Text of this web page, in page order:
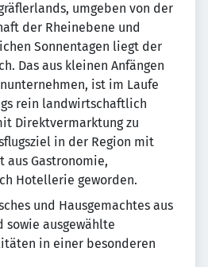
umgeben von der
der Rheinebene und
Sonnentagen liegt der
Das aus kleinen Anfängen
ist im Laufe
rein landwirtschaftlich
Direktvermarktung zu
in der Region mit
Gastronomie,
Hotellerie geworden.
und Hausgemachtes aus
sowie ausgewählte
in einer besonderen